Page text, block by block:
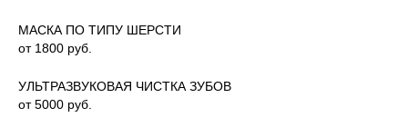
МАСКА ПО ТИПУ ШЕРСТИ
от 1800 руб.
УЛЬТРАЗВУКОВАЯ ЧИСТКА ЗУБОВ
от 5000 руб.